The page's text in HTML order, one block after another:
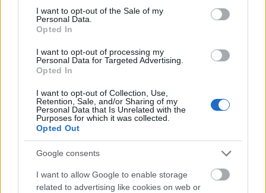
consent section.
I want to opt-out of the Sale of my
Personal Data.
Opted In
I want to opt-out of processing my
Personal Data for Targeted Advertising.
Opted In
I want to opt-out of Collection, Use,
Retention, Sale, and/or Sharing of my
Personal Data that Is Unrelated with the
Purposes for which it was collected.
Opted Out
Google consents
I want to allow Google to enable storage
related to advertising like cookies on web or